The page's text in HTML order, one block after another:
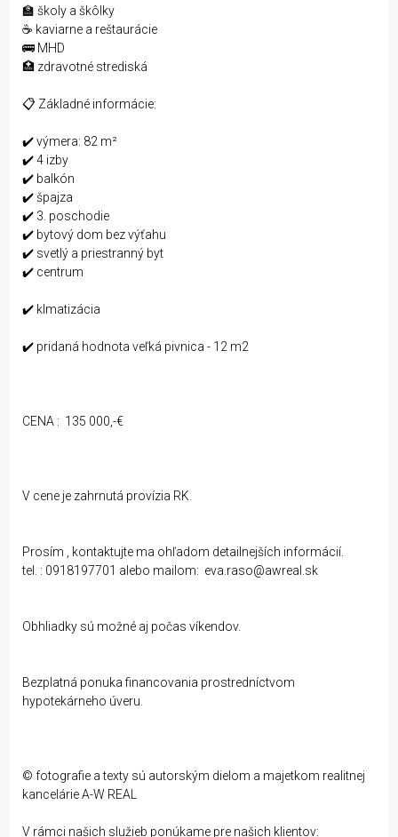
🏫 školy a škôlky
☕ kaviarne a reštaurácie
🚌 MHD
🏥 zdravotné strediská
📋 Základné informácie:
✔️ výmera: 82 m²
✔️ 4 izby
✔️ balkón
✔️ špajza
✔️ 3. poschodie
✔️ bytový dom bez výťahu
✔️ svetlý a priestranný byt
✔️ centrum
✔️ klmatizácia
✔️ pridaná hodnota veľká pivnica - 12 m2
CENA : 135 000,-€
V cene je zahrnutá provízia RK.
Prosím , kontaktujte ma ohľadom detailnejších informácií.
tel. : 0918197701 alebo mailom: eva.raso@awreal.sk
Obhliadky sú možné aj počas víkendov.
Bezplatná ponuka financovania prostredníctvom
hypotekárneho úveru.
© fotografie a texty sú autorským dielom a majetkom realitnej
kancelárie A-W REAL
V rámci našich služieb ponúkame pre našich klientov: